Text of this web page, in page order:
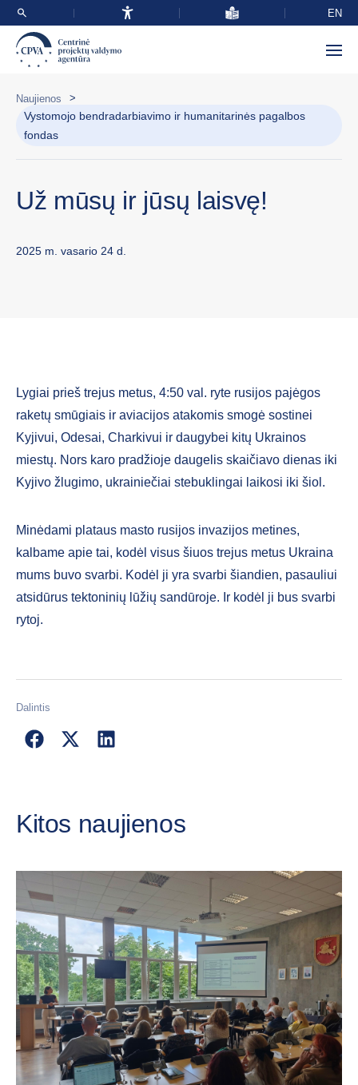
EN
Naujienos >
Vystomojo bendradarbiavimo ir humanitarinės pagalbos
fondas
Už mūsų ir jūsų laisvę!
2025 m. vasario 24 d.
Lygiai prieš trejus metus, 4:50 val. ryte rusijos pajėgos
raketų smūgiais ir aviacijos atakomis smogė sostinei
Kyjivui, Odesai, Charkivui ir daugybei kitų Ukrainos
miestų. Nors karo pradžioje daugelis skaičiavo dienas iki
Kyjivo žlugimo, ukrainiečiai stebuklingai laikosi iki šiol.
Minėdami plataus masto rusijos invazijos metines,
kalbame apie tai, kodėl visus šiuos trejus metus Ukraina
mums buvo svarbi. Kodėl ji yra svarbi šiandien, pasauliui
atsidūrus tektoninių lūžių sandūroje. Ir kodėl ji bus svarbi
rytoj.
Dalintis
Kitos naujienos